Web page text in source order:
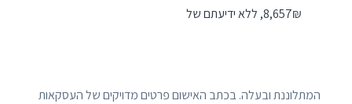
8,657₪, ללא ידיעתם של
המתלוננת ובעלה. בכתב האישום פרטים מדויקים של העסקאות